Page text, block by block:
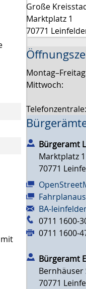
mit
Große
Marktplatz 1
70771
Mittwoch:
Telefonzentrale:
Bürgeramt
Marktplatz 1
70771
BA-
0711 1600-
0711 1600-
Bürgeramt
Bernhäuser
70771